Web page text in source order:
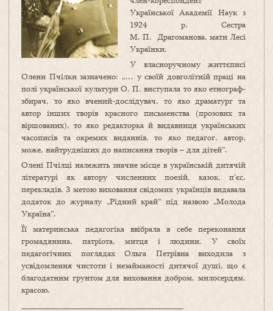
Української Академії Наук з
1924 р. Сестра
М. П. Драгоманова, мати Лесі
Українки.
У власноручному життєписі
Олени Пчілки зазначено: „… у своїй довголітній праці на
полі української культури О. П. виступала то яко етнограф-
збирач, то яко вчений-дослідувач, то яко драматург та
автор інших творів красного письменства (прозових та
віршованих), то яко редакторка й видавниця українських
часописів та окремих виданнів, то яко педагог, автор,
може, найтрудніших до написання творів – для дітей”.
Олені Пчілці належить значне місце в українській дитячій
літературі як автору численних поезій, казок, п’єс,
перекладів. З метою виховання свідомих українців видавала
додаток до журналу „Рідний край” під назвою „Молода
Україна”.
Її материнська педагогіка ввібрала в себе переконання
громадянина, патріота, митця і людини. У своїх
педагогічних поглядах Ольга Петрівна виходила з
усвідомлення чистоти і незайманості дитячої душі, що є
благодатним грунтом для виховання добром, милосердям,
красою.